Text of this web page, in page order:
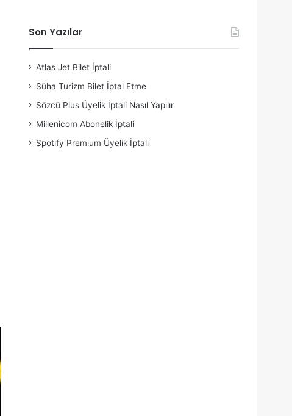
Son Yazılar
Atlas Jet Bilet İptali
Süha Turizm Bilet İptal Etme
Sözcü Plus Üyelik İptali Nasıl Yapılır
Millenicom Abonelik İptali
Spotify Premium Üyelik İptali